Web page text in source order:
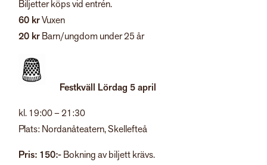
Biljetter köps vid entrén.
60 krVuxen
20 krBarn/ungdom under 25 år
Festkväll Lördag 5 april
kl. 19:00 – 21:30
Plats: Nordanåteatern, Skellefteå
Pris: 150:-Bokning av biljett krävs.